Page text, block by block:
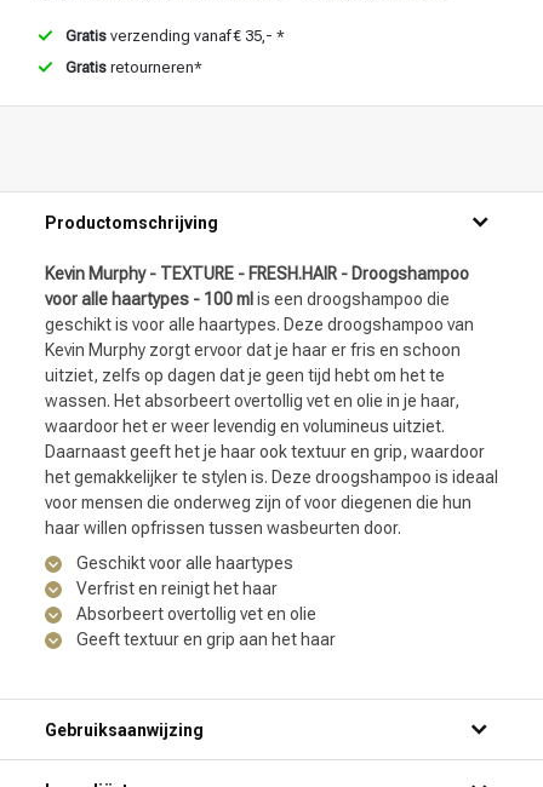
Gratis verzending vanaf € 35,- *
Gratis retourneren*
Productomschrijving
Kevin Murphy - TEXTURE - FRESH.HAIR - Droogshampoo
voor alle haartypes - 100 ml is een droogshampoo die
geschikt is voor alle haartypes. Deze droogshampoo van
Kevin Murphy zorgt ervoor dat je haar er fris en schoon
uitziet, zelfs op dagen dat je geen tijd hebt om het te
wassen. Het absorbeert overtollig vet en olie in je haar,
waardoor het er weer levendig en volumineus uitziet.
Daarnaast geeft het je haar ook textuur en grip, waardoor
het gemakkelijker te stylen is. Deze droogshampoo is ideaal
voor mensen die onderweg zijn of voor diegenen die hun
haar willen opfrissen tussen wasbeurten door.
Geschikt voor alle haartypes
Verfrist en reinigt het haar
Absorbeert overtollig vet en olie
Geeft textuur en grip aan het haar
Gebruiksaanwijzing